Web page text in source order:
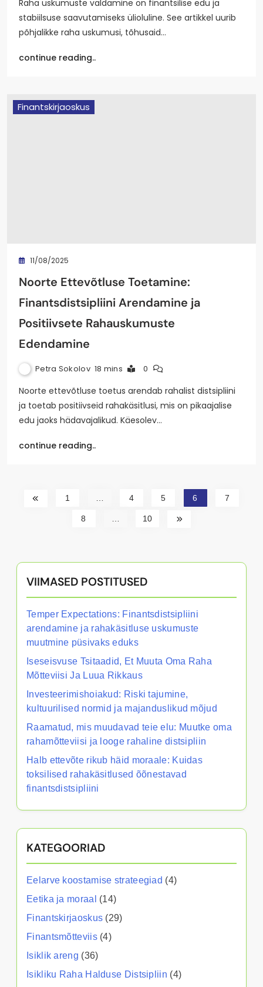
Raha uskumuste valdamine on finantsilise edu ja
stabiilsuse saavutamiseks ülioluline. See artikkel uurib
põhjalikke raha uskumusi, tõhusaid…
continue reading..
Finantskirjaoskus
11/08/2025
Noorte Ettevõtluse Toetamine:
Finantsdistsipliini Arendamine ja
Positiivsete Rahauskumuste
Edendamine
Petra Sokolov 18 mins 0
Noorte ettevõtluse toetus arendab rahalist distsipliini
ja toetab positiivseid rahakäsitlusi, mis on pikaajalise
edu jaoks hädavajalikud. Käesolev…
continue reading..
1 4 5 6 7
8 10
VIIMASED POSTITUSED
Temper Expectations: Finantsdistsipliini
arendamine ja rahakäsitluse uskumuste
muutmine püsivaks eduks
Iseseisvuse Tsitaadid, Et Muuta Oma Raha
Mõtteviisi Ja Luua Rikkaus
Investeerimishoiakud: Riski tajumine,
kultuurilised normid ja majanduslikud mõjud
Raamatud, mis muudavad teie elu: Muutke oma
rahamõtteviisi ja looge rahaline distsipliin
Halb ettevõte rikub häid moraale: Kuidas
toksilised rahakäsitlused õõnestavad
finantsdistsipliini
KATEGOORIAD
Eelarve koostamise strateegiad (4)
Eetika ja moraal
(14)
Finantskirjaoskus (29)
Finantsmõtteviis(4)
Isiklik areng (36)
Isikliku Raha Halduse Distsipliin (4)